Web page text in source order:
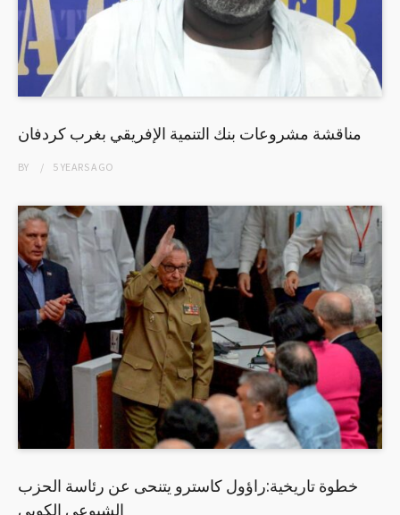
مناقشة مشروعات بنك التنمية الإفريقي بغرب كردفان
BY 5 YEARSAGO
خطوة تاريخية:راؤول كاسترو يتنحى عن رئاسة الحزب
الشيوعي الكوبي